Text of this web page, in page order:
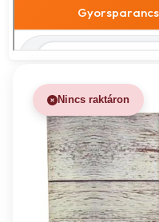
Nincs raktáron